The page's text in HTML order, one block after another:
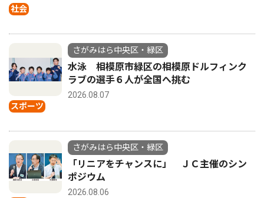
社会
スポーツ
さがみはら中央区・緑区
水泳 相模原市緑区の相模原ドルフィンク
ラブの選手６人が全国へ挑む
2026.08.07
さがみはら中央区・緑区
「リニアをチャンスに」 ＪＣ主催のシン
ポジウム
2026.08.06